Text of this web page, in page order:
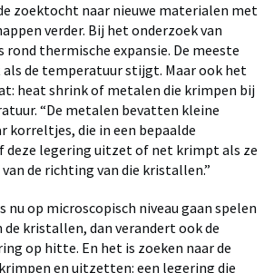
zoektocht naar nieuwe materialen met
verder. Bij het onderzoek van
rond thermische expansie. De meeste
de temperatuur stijgt. Maar ook het
heat shrink of metalen die krimpen bij
“De metalen bevatten kleine
korreltjes, die in een bepaalde
deze legering uitzet of net krimpt als ze
de richting van die kristallen.”
nu op microscopisch niveau gaan spelen
kristallen, dan verandert ook de
op hitte. En het is zoeken naar de
en uitzetten: een legering die